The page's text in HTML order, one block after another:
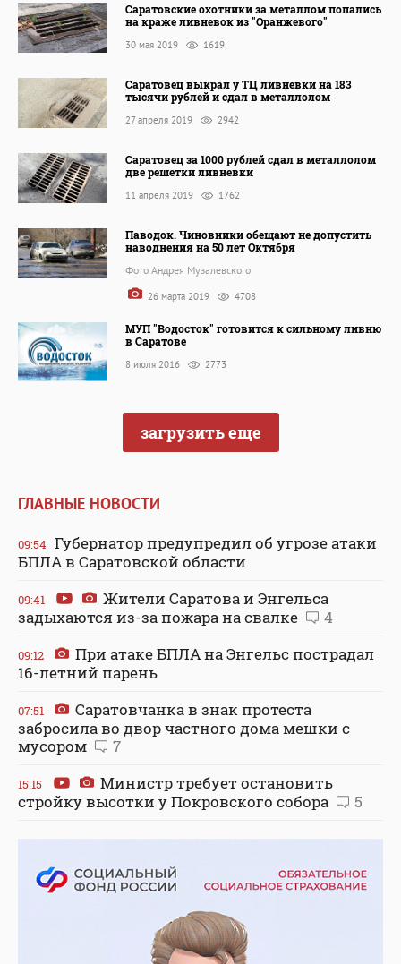
Саратовские охотники за металлом попались
на краже ливневок из "Оранжевого"
30 мая 2019 1619
Саратовец выкрал у ТЦ ливневки на 183
тысячи рублей и сдал в металлолом
27 апреля 2019 2942
Саратовец за 1000 рублей сдал в металлолом
две решетки ливневки
11 апреля 2019 1762
Паводок. Чиновники обещают не допустить
наводнения на 50 лет Октября
Фото Андрея Музалевского
26 марта 2019 4708
МУП "Водосток" готовится к сильному ливню
в Саратове
8 июля 2016 2773
загрузить еще
ГЛАВНЫЕ НОВОСТИ
09:54 Губернатор предупредил об угрозе атаки
БПЛА в Саратовской области
09:41
Жители Саратова и Энгельса
задыхаются из-за пожара на свалке
4
09:12
При атаке БПЛА на Энгельс пострадал
16-летний парень
07:51
Саратовчанка в знак протеста
забросила во двор частного дома мешки с
мусором
7
15:15
Министр требует остановить
стройку высотки у Покровского собора
5